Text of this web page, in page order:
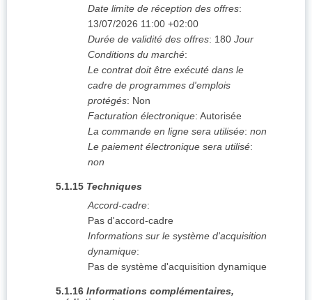
Date limite de réception des offres:
13/07/2026 11:00 +02:00
Durée de validité des offres: 180 Jour
Conditions du marché:
Le contrat doit être exécuté dans le
cadre de programmes d'emplois
protégés: Non
Facturation électronique: Autorisée
La commande en ligne sera utilisée: non
Le paiement électronique sera utilisé:
non
5.1.15 Techniques
Accord-cadre:
Pas d'accord-cadre
Informations sur le système d'acquisition
dynamique:
Pas de système d'acquisition dynamique
5.1.16 Informations complémentaires,